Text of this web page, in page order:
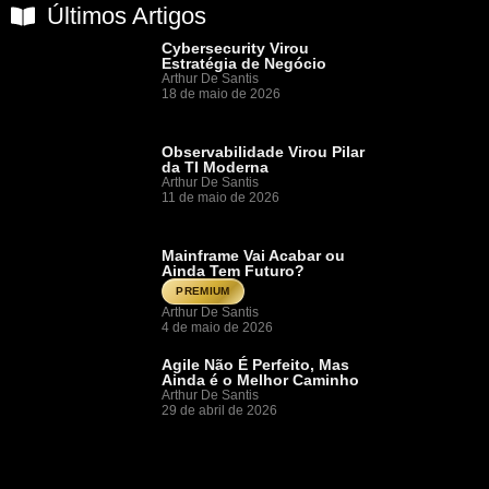
Últimos Artigos
Cybersecurity Virou
Estratégia de Negócio
Arthur De Santis
18 de maio de 2026
Observabilidade Virou Pilar
da TI Moderna
Arthur De Santis
11 de maio de 2026
Mainframe Vai Acabar ou
Ainda Tem Futuro?
PREMIUM
Arthur De Santis
4 de maio de 2026
Agile Não É Perfeito, Mas
Ainda é o Melhor Caminho
Arthur De Santis
29 de abril de 2026